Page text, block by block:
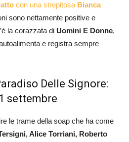
con una strepitosa Bianca
sono nettamente positive e
la corazzata di Uomini E Donne,
e registra sempre
Delle Signore:
settembre
le trame della soap che ha come
Alice Torriani, Roberto